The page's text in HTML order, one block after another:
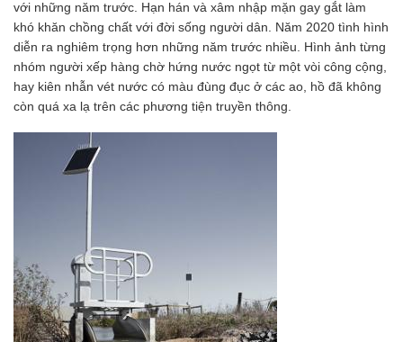
với những năm trước. Hạn hán và xâm nhập mặn gay gắt làm
khó khăn chồng chất với đời sống người dân. Năm 2020 tình hình
diễn ra nghiêm trọng hơn những năm trước nhiều. Hình ảnh từng
nhóm người xếp hàng chờ hứng nước ngọt từ một vòi công cộng,
hay kiên nhẫn vét nước có màu đùng đục ở các ao, hồ đã không
còn quá xa lạ trên các phương tiện truyền thông.